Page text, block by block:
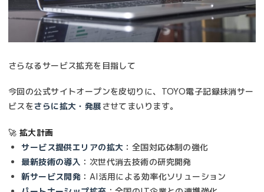
さらなるサービス拡充を目指して
今回の公式サイトオープンを皮切りに、TOYO電子記録抹消サー
ビスをさらに拡大・発展させてまいります。
🚀 拡大計画
サービス提供エリアの拡大 ：全国対応体制の強化
最新技術の導入 ：次世代消去技術の研究開発
新サービス開発 ：AI活用による効率化ソリューション